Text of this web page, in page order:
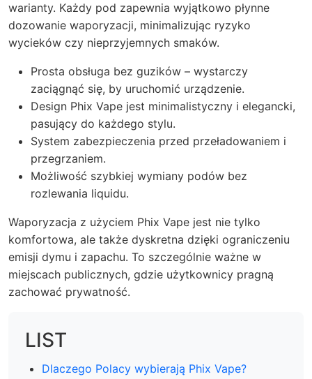
warianty. Każdy pod zapewnia wyjątkowo płynne
dozowanie waporyzacji, minimalizując ryzyko
wycieków czy nieprzyjemnych smaków.
Prosta obsługa bez guzików – wystarczy
zaciągnąć się, by uruchomić urządzenie.
Design Phix Vape jest minimalistyczny i elegancki,
pasujący do każdego stylu.
System zabezpieczenia przed przeładowaniem i
przegrzaniem.
Możliwość szybkiej wymiany podów bez
rozlewania liquidu.
Waporyzacja z użyciem Phix Vape jest nie tylko
komfortowa, ale także dyskretna dzięki ograniczeniu
emisji dymu i zapachu. To szczególnie ważne w
miejscach publicznych, gdzie użytkownicy pragną
zachować prywatność.
LIST
Dlaczego Polacy wybierają Phix Vape?